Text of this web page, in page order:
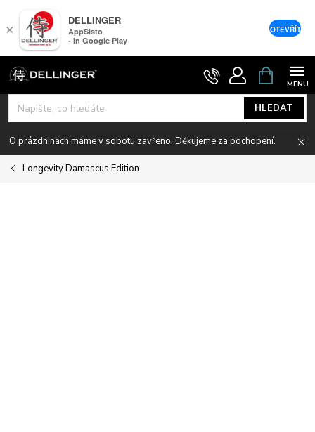
Přejít
na
obsah
HLEDAT
NÁKUPNÍ
KOŠÍK
O prázdninách máme v sobotu zavřeno. Děkujeme za pochopení.
Longevity Damascus Edition
×
DELLINGER
AppSisto
- In Google Play
OTEVŘÍT